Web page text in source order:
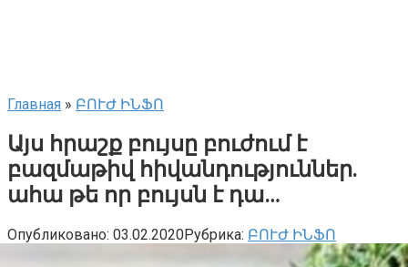
Главная » ԲՈՒԺ ԻՆՖՈ
Այս հրաշք բույսը բուժում է
բազմաթիվ հիվանդություններ.
ահա թե որ բույսն է դա…
Опубликовано: 03.02.2020Рубрика: ԲՈՒԺ ԻՆՖՈ